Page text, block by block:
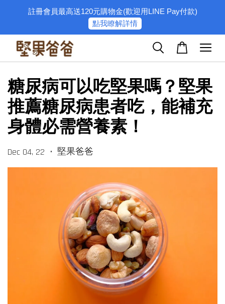
註冊會員最高送120元購物金(歡迎用LINE Pay付款)
點我瞭解詳情
糖尿病可以吃堅果嗎？堅果
推薦糖尿病患者吃，能補充
身體必需營養素！
Dec 04, 22 • 堅果爸爸